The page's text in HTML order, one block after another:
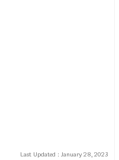
Last Updated : January 28, 2023